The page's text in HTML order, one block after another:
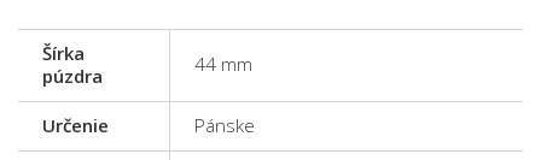
Šírka
púzdra
44 mm
Určenie Pánske